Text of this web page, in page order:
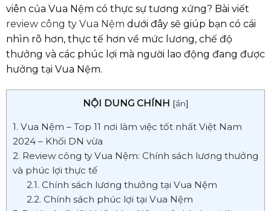
viên của Vua Nệm có thực sự tương xứng? Bài viết
review công ty Vua Nệm dưới đây sẽ giúp bạn có cái
nhìn rõ hơn, thực tế hơn về mức lương, chế độ
thưởng và các phúc lợi mà người lao động đang được
hưởng tại Vua Nệm.
NỘI DUNG CHÍNH [ẩn]
1. Vua Nệm – Top 11 nơi làm việc tốt nhất Việt Nam
2024 – Khối DN vừa
2. Review công ty Vua Nệm: Chính sách lương thưởng
và phúc lợi thực tế
2.1. Chính sách lương thưởng tại Vua Nệm
2.2. Chính sách phúc lợi tại Vua Nệm